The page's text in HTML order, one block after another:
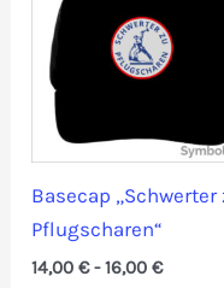
Basecap „Schwerter
Pflugscharen“
14,00€-16,00€